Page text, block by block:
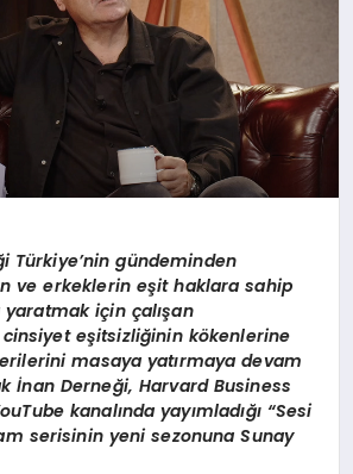
Türkiye’nin gündeminden
ve erkeklerin eşit haklara sahip
için çalışan
eşitsizliğinin kökenlerine
masaya yatırmaya devam
İnan Derneği, Harvard Business
kanalında yayımladığı “Sesi
serisinin yeni sezonuna Sunay